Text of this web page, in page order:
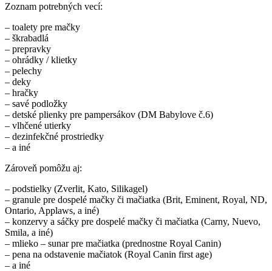
Zoznam potrebných vecí:
– toalety pre mačky
– škrabadlá
– prepravky
– ohrádky / klietky
– pelechy
– deky
– hračky
– savé podložky
– detské plienky pre pampersákov (DM Babylove č.6)
– vlhčené utierky
– dezinfekčné prostriedky
– a iné
Zároveň pomôžu aj:
– podstielky (Zverlit, Kato, Silikagel)
– granule pre dospelé mačky či mačiatka (Brit, Eminent, Royal, ND,
Ontario, Applaws, a iné)
– konzervy a sáčky pre dospelé mačky či mačiatka (Carny, Nuevo,
Smila, a iné)
– mlieko – sunar pre mačiatka (prednostne Royal Canin)
– pena na odstavenie mačiatok (Royal Canin first age)
– a iné